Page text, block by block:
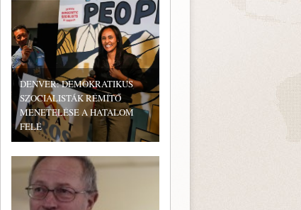
DENVER: DEMOKRATIKUS
SZOCIALISTÁK RÉMÍTŐ
MENETELÉSE A HATALOM
FELÉ